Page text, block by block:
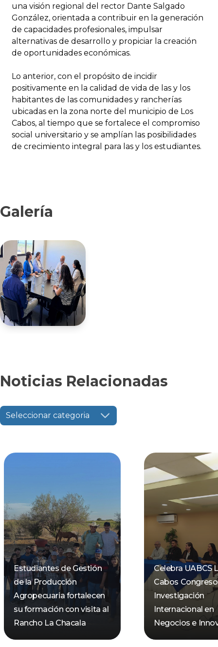
una visión regional del rector Dante Salgado
González, orientada a contribuir en la generación
de capacidades profesionales, impulsar
alternativas de desarrollo y propiciar la creación
de oportunidades económicas.
Lo anterior, con el propósito de incidir
positivamente en la calidad de vida de las y los
habitantes de las comunidades y rancherías
ubicadas en la zona norte del municipio de Los
Cabos, al tiempo que se fortalece el compromiso
social universitario y se amplían las posibilidades
de crecimiento integral para las y los estudiantes.
Galería
Noticias Relacionadas
Seleccionar categoria
Estudiantes de Gestión
de la Producción
Agropecuaria fortalecen
su formación con visita al
Rancho La Chacala
Celebra UABCS
Cabos
Investigación
Internacional en
Negocios e